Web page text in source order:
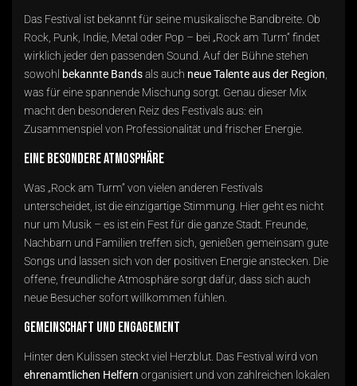
Das Festival ist bekannt für seine musikalische Bandbreite. Ob
Rock, Punk, Indie, Metal oder Pop – bei „Rock am Turm“ findet
wirklich jeder den passenden Sound. Auf der Bühne stehen
sowohl bekannte Bandsals auch neue Talente aus der Region,
was für eine spannende Mischung sorgt. Genau dieser Mix
macht den besonderen Reiz des Festivals aus: ein
Zusammenspiel von Professionalität und frischer Energie.
Eine besondere Atmosphäre
Was „Rock am Turm“ von vielen anderen Festivals
unterscheidet, ist die einzigartige Stimmung. Hier geht es nicht
nur um Musik – es ist ein Fest für die ganze Stadt. Freunde,
Nachbarn und Familien treffen sich, genießen gemeinsam gute
Songs und lassen sich von der positiven Energie anstecken. Die
offene, freundliche Atmosphäre sorgt dafür, dass sich auch
neue Besucher sofort willkommen fühlen.
Gemeinschaft und Engagement
Hinter den Kulissen steckt viel Herzblut. Das Festival wird von
ehrenamtlichen Helfern organisiert und von zahlreichen lokalen